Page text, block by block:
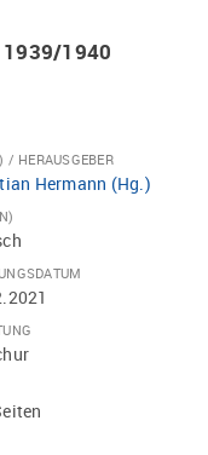
1939/1940
/ HERAUSGEBER
Hermann (Hg.)